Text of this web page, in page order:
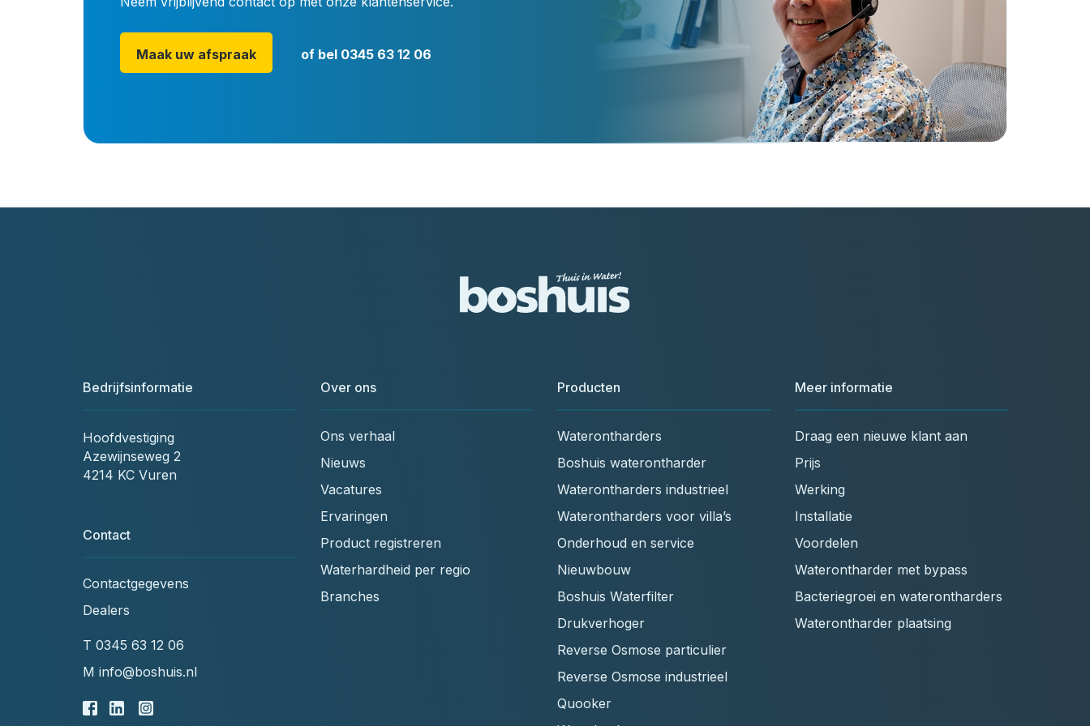
Maak uw afspraak of bel 0345 63 12 06
Bedrijfsinformatie
Hoofdvestiging
Azewijnseweg 2
4214 KC Vuren
Contact
Contactgegevens
Dealers
T 0345 63 12 06
M info@boshuis.nl
Over ons
Ons verhaal
Nieuws
Vacatures
Ervaringen
Product registreren
Waterhardheid per regio
Branches
Producten
Waterontharders
Boshuis waterontharder
Waterontharders industrieel
Waterontharders voor villa’s
Onderhoud en service
Nieuwbouw
Boshuis Waterfilter
Drukverhoger
Reverse Osmose particulier
Reverse Osmose industrieel
Quooker
Meer informatie
Draag een nieuwe klant aan
Prijs
Werking
Installatie
Voordelen
Waterontharder met bypass
Bacteriegroei en waterontharders
Waterontharder plaatsing